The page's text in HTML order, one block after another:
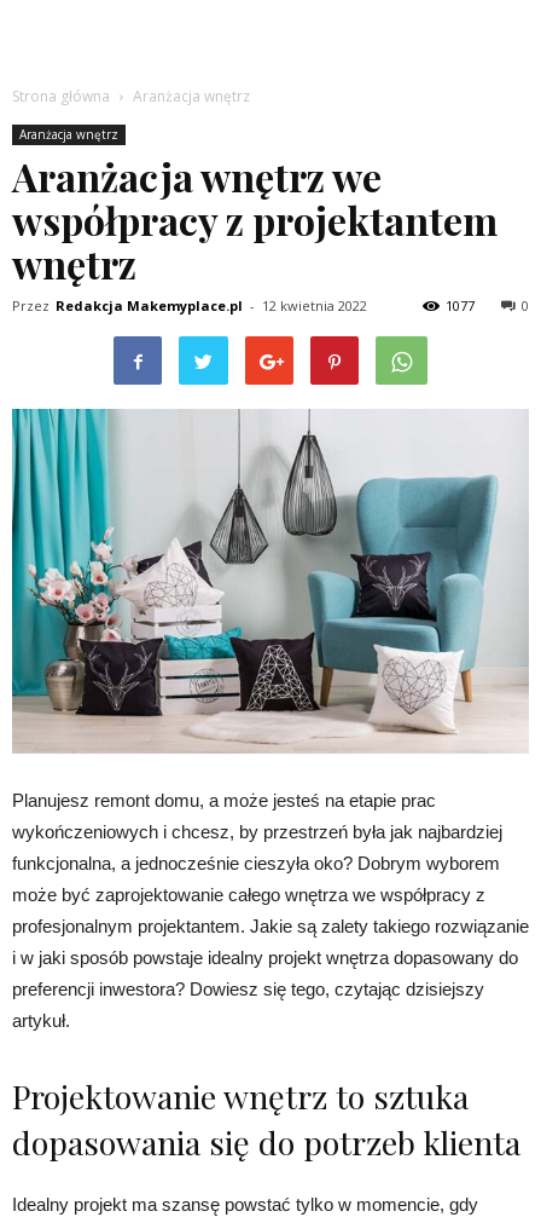
Strona główna Aranżacja wnętrz
Aranżacja wnętrz
Aranżacja wnętrz we
współpracy z projektantem
wnętrz
Przez Redakcja Makemyplace.pl - 12 kwietnia 2022 0
1077
Planujesz remont domu, a może jesteś na etapie prac
wykończeniowych i chcesz, by przestrzeń była jak najbardziej
funkcjonalna, a jednocześnie cieszyła oko? Dobrym wyborem
może być zaprojektowanie całego wnętrza we współpracy z
profesjonalnym projektantem. Jakie są zalety takiego rozwiązanie
i w jaki sposób powstaje idealny projekt wnętrza dopasowany do
preferencji inwestora? Dowiesz się tego, czytając dzisiejszy
artykuł.
Projektowanie wnętrz to sztuka
dopasowania się do potrzeb klienta
Idealny projekt ma szansę powstać tylko w momencie, gdy